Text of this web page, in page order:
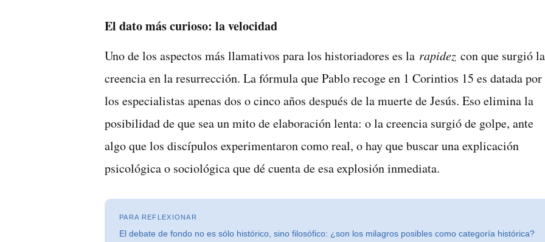
El dato más curioso: la velocidad
Uno de los aspectos más llamativos para los historiadores es la rapidez con que surgió la
creencia en la resurrección. La fórmula que Pablo recoge en 1 Corintios 15 es datada por
los especialistas apenas dos o cinco años después de la muerte de Jesús. Eso elimina la
posibilidad de que sea un mito de elaboración lenta: o la creencia surgió de golpe, ante
algo que los discípulos experimentaron como real, o hay que buscar una explicación
psicológica o sociológica que dé cuenta de esa explosión inmediata.
PARA REFLEXIONAR
El debate de fondo no es sólo histórico, sino filosófico: ¿son los milagros posibles como categoría histórica?